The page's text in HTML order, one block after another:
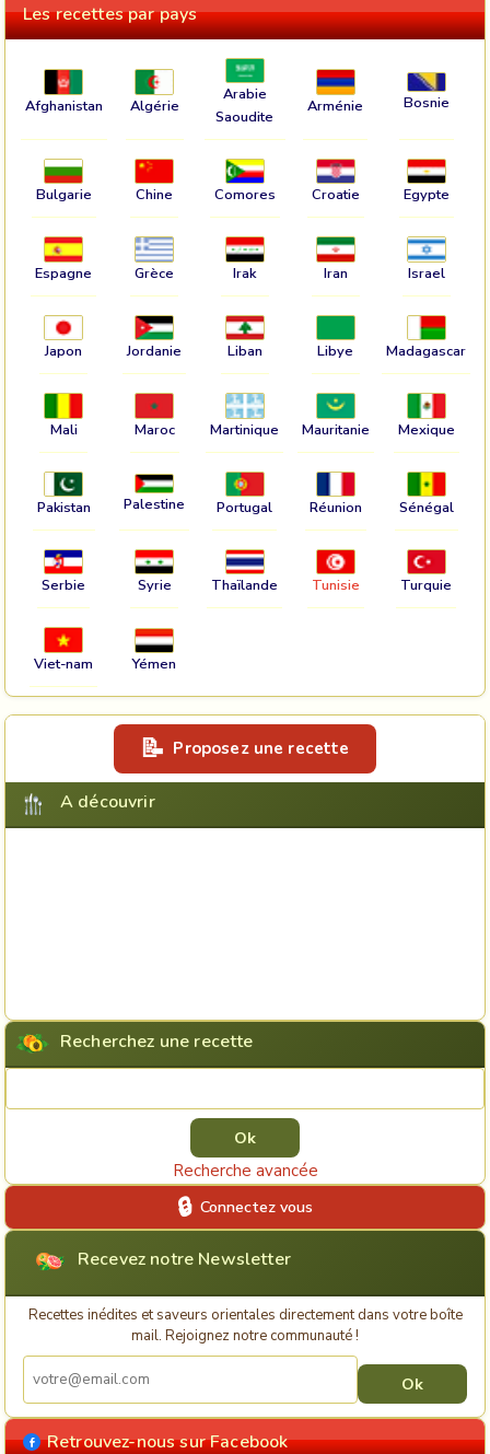
Les recettes par pays
Afghanistan Algérie
Arabie
Saoudite
Arménie Bosnie
Bulgarie Chine Comores Croatie Egypte
Espagne Grèce Irak Iran Israel
Japon Jordanie Liban Libye Madagascar
Mali Maroc Martinique Mauritanie Mexique
Pakistan Palestine Portugal Réunion Sénégal
Serbie Syrie Thaïlande Tunisie Turquie
Viet-nam Yémen
Proposez une recette
A découvrir
Recherchez une recette
Recherche avancée
Connectez vous
Recevez notre Newsletter
Recettes inédites et saveurs orientales directement dans votre boîte
mail. Rejoignez notre communauté !
Retrouvez-nous sur Facebook